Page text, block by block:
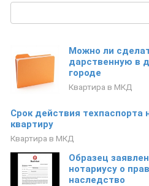
Можно ли
дарственную в
городе
Квартира в МКД
Срок действия техпаспорта
квартиру
Квартира в МКД
Образец
нотариусу о
наследство